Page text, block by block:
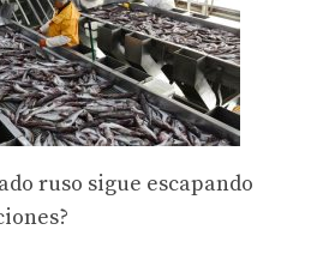
ruso sigue escapando